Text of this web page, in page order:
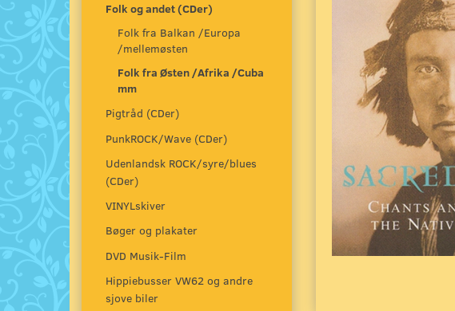
Folk og andet (CDer)
Folk fra Balkan /Europa
/mellemøsten
Folk fra Østen /Afrika /Cuba
mm
Pigtråd (CDer)
PunkROCK/Wave (CDer)
Udenlandsk ROCK/syre/blues
(CDer)
VINYLskiver
Bøger og plakater
DVD Musik-Film
Hippiebusser VW62 og andre
sjove biler